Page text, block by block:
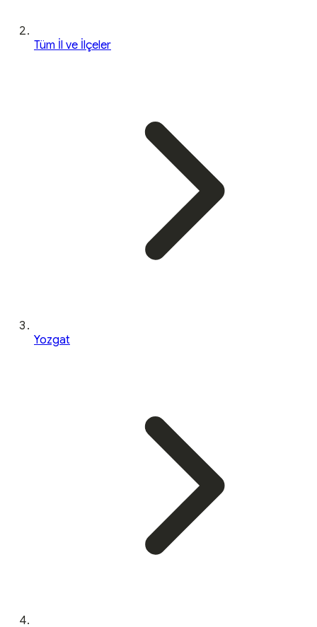
Tüm İl ve İlçeler
Yozgat